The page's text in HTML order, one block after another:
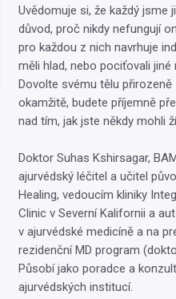
Uvědomuje si, že každý jsme
důvod, proč nikdy nefungují
pro každou z nich navrhuje
měli hlad, nebo pociťovali
Dovolte svému tělu
okamžitě, budete příjemně
nad tím, jak jste někdy mohli
Doktor Suhas Kshirsagar,
ajurvédský léčitel a učitel
Healing, vedoucím kliniky
Clinic v Severní Kalifornii a
v ajurvédské medicíně a na
rezidenční MD program
Působí jako poradce a
ajurvédských institucí.